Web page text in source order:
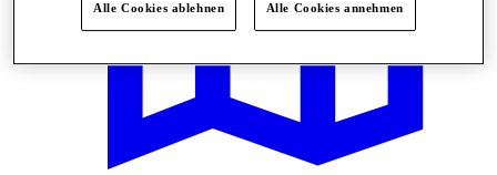
Alle Cookies ablehnen Alle Cookies annehmen